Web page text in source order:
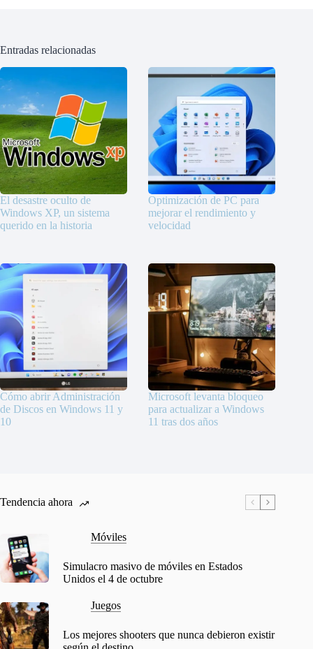
Entradas relacionadas
El desastre oculto de
Windows XP, un sistema
querido en la historia
Optimización de PC para
mejorar el rendimiento y
velocidad
Cómo abrir Administración
de Discos en Windows 11 y
10
Microsoft levanta bloqueo
para actualizar a Windows
11 tras dos años
Tendencia ahora
Móviles
Simulacro masivo de móviles en Estados
Unidos el 4 de octubre
Juegos
Los mejores shooters que nunca debieron existir